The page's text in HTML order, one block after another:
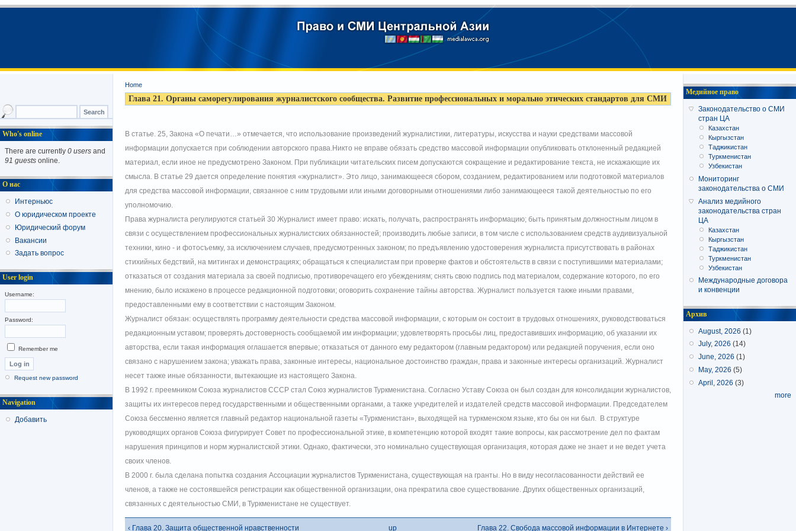
Home
Глава 21. Органы саморегулирования журналистского сообщества. Развитие профессиональных и морально этических стандартов для СМИ
В статье. 25, Закона «О печати…» отмечается, что использование произведений журналистики, литературы, искусства и науки средствами массовой
информации допускается при соблюдении авторского права.Никто не вправе обязать средство массовой информации опубликовать отклоненный редакцией
материал, если иное не предусмотрено Законом. При публикации читательских писем допускаются сокращение и редактирование текста, не искажающие их
смысла. В статье 29 дается определение понятия «журналист». Это лицо, занимающееся сбором, созданием, редактированием или подготовкой материалов
для средства массовой информации, связанное с ним трудовыми или иными договорными отношениями либо занимающееся такой деятельностью по его
уполномочию.
Права журналиста регулируются статьей 30 Журналист имеет право: искать, получать, распространять информацию; быть принятым должностным лицом в
связи с осуществлением профессиональных журналистских обязанностей; производить любые записи, в том числе с использованием средств аудивизуальной
техники, кино - и фотосъемку, за исключением случаев, предусмотренных законом; по предъявлению удостоверения журналиста присутствовать в районах
стихийных бедствий, на митингах и демонстрациях; обращаться к специалистам при проверке фактов и обстоятельств в связи с поступившими материалами;
отказаться от создания материала за своей подписью, противоречащего его убеждениям; снять свою подпись под материалом, содержание которого, по его
мнению, было искажено в процессе редакционной подготовки; оговорить сохранение тайны авторства. Журналист пользуется также иными правами,
предоставленными ему в соответствии с настоящим Законом.
Журналист обязан: осуществлять программу деятельности средства массовой информации, с которым он состоит в трудовых отношениях, руководствоваться
редакционным уставом; проверять достоверность сообщаемой им информации; удовлетворять просьбы лиц, предоставивших информацию, об указании их
авторства, если такая информация оглашается впервые; отказаться от данного ему редактором (главным редактором) или редакцией поручения, если оно
связано с нарушением закона; уважать права, законные интересы, национальное достоинство граждан, права и законные интересы организаций. Журналист
несет также иные обязанности, вытекающие из настоящего Закона.
В 1992 г. преемником Союза журналистов СССР стал Союз журналистов Туркменистана. Согласно Уставу Союза он был создан для консолидации журналистов,
защиты их интересов перед государственными и общественными органами, а также учредителей и издателей средств массовой информации. Председателем
Союза бессменно является главный редактор национальной газеты «Туркменистан», выходящей на туркменском языке, кто бы он ни был. В структуре
руководящих органов Союза фигурирует Совет по профессиональной этике, в компетенцию которой входят такие вопросы, как рассмотрение дел по фактам
нарушения принципов и норм журналистской этики. Однако, фактически, это номинально существующая организация, которая даже не знает и не ведет учета
своих членов.
В 2000 г. была сделана попытка создания Ассоциации журналистов Туркменистана, существующая на гранты. Но в виду несогласованности действий ее
членов, а также не состоявшейся регистрации как общественной организации, она прекратила свое существование. Других общественных организаций,
связанных с деятельностью СМИ, в Туркменистане не существует.
‹ Глава 20. Защита общественной нравственности up Глава 22. Свобода массовой информации в Интернете ›
Who's online
There are currently 0 users and
91 guests online.
О нас
Интерньюс
О юридическом проекте
Юридический форум
Вакансии
Задать вопрос
User login
Username:
Password:
Remember me
Request new password
Navigation
Добавить
Медийное право
Законодательство о СМИ
стран ЦА
Казахстан
Кыргызстан
Таджикистан
Туркменистан
Узбекистан
Мониторинг
законодательства о СМИ
Анализ медийного
законодательства стран
ЦА
Казахстан
Кыргызстан
Таджикистан
Туркменистан
Узбекистан
Международные договора
и конвенции
Архив
August, 2026 (1)
July, 2026 (14)
June, 2026 (1)
May, 2026 (5)
April, 2026 (3)
more